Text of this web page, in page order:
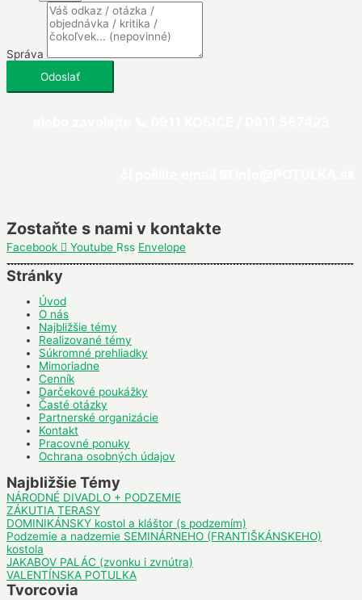
Správa
Odoslať
Zostaňte s nami v kontakte
Facebook Youtube Rss Envelope
Stránky
Úvod
O nás
Najbližšie témy
Realizované témy
Súkromné prehliadky
Mimoriadne
Cenník
Darčekové poukážky
Časté otázky
Partnerské organizácie
Kontakt
Pracovné ponuky
Ochrana osobných údajov
Najbližšie Témy
NÁRODNÉ DIVADLO + PODZEMIE
ZÁKUTIA TERASY
DOMINIKÁNSKY kostol a kláštor (s podzemím)
Podzemie a nadzemie SEMINÁRNEHO (FRANTIŠKÁNSKEHO)
kostola
JAKABOV PALÁC (zvonku i zvnútra)
VALENTÍNSKA POTULKA
Tvorcovia